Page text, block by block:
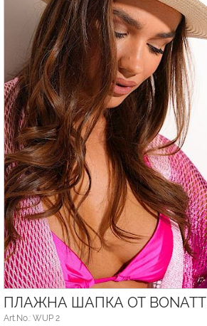
ПЛАЖНА ШАПКА ОТ BONATTI
Art.No.: WUP 2